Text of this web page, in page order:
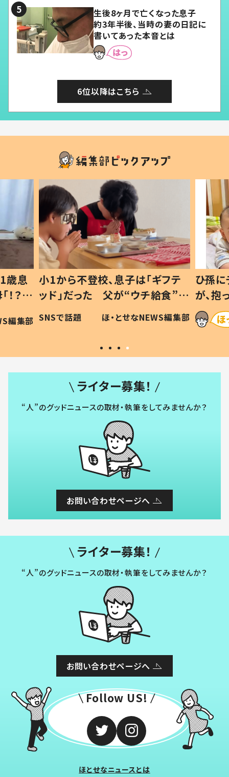
生後8ヶ月で亡くなった息子
約3年半後、当時の妻の日記に
書いてあった本音とは
6位以降はこちら
歳息
？」
編集部
小1から不登校、息子は「ギフテ
ッド」だった 父が“ウチ給食”を
作り続ける理由とは #令和の親
#令和の子
SNSで話題 ほ・とせなNEWS編集部
ひ孫
が、
「涙が
い」
ライター募集！
“人”のグッドニュースの取材・執筆をしてみませんか？
お問い合わせページへ
ライター募集！
“人”のグッドニュースの取材・執筆をしてみませんか？
お問い合わせページへ
Follow US!
ほとせなニュースとは